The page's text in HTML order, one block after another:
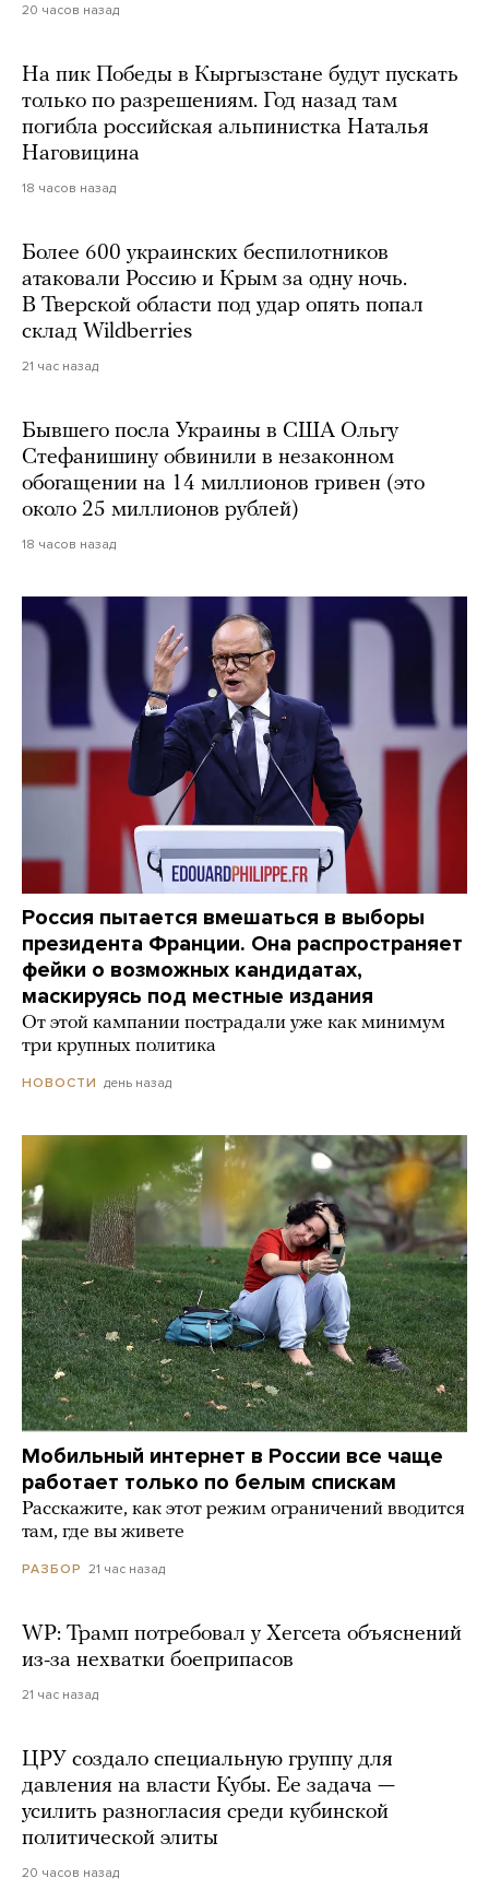
20 часов назад
На пик Победы в Кыргызстане будут пускать
только по разрешениям. Год назад там
погибла российская альпинистка Наталья
Наговицина
18 часов назад
Более 600 украинских беспилотников
атаковали Россию и Крым за одну ночь.
В Тверской области под удар опять попал
склад Wildberries
21 час назад
Бывшего посла Украины в США Ольгу
Стефанишину обвинили в незаконном
обогащении на 14 миллионов гривен (это
около 25 миллионов рублей)
18 часов назад
Россия пытается вмешаться в выборы
президента Франции. Она распространяет
фейки о возможных кандидатах,
маскируясь под местные издания
От этой кампании пострадали уже как минимум
три крупных политика
НОВОСТИ день назад
Мобильный интернет в России все чаще
работает только по белым спискам
Расскажите, как этот режим ограничений вводится
там, где вы живете
РАЗБОР 21 час назад
WP: Трамп потребовал у Хегсета объяснений
из-за нехватки боеприпасов
21 час назад
ЦРУ создало специальную группу для
давления на власти Кубы. Ее задача —
усилить разногласия среди кубинской
политической элиты
20 часов назад